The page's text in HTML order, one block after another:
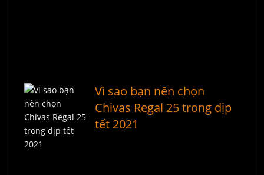
Vì sao bạn nên chọn
Chivas Regal 25 trong dịp
tết 2021